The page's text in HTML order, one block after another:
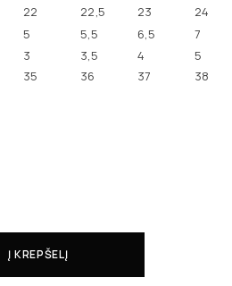
22 22,5 23
24
5 5,5 6,5
7
3 3,5 4
5
35 36 37 38
Į KREPŠELĮ